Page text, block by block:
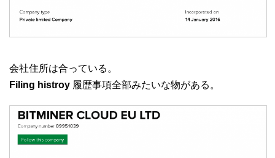
会社住所は合っている。
Filing histroy 履歴事項全部みたいな物がある。